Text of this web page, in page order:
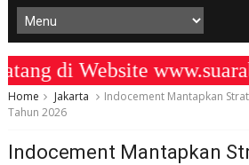
di Website
Home Jakarta
Indocement Mantapkan
Tahun 2026
Indocement Mantapkan